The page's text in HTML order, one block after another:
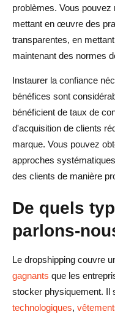
sont moins chers sur
Comment puis-je
montrer mon visage ou
Dois-je mentionner le
descriptions de
Est-il préférable de
échanges lors de la
problèmes. Vous
mettant en œuvre des
transparentes, en
maintenant des normes
Instaurer la confiance
bénéfices sont
bénéficient de taux de
d'acquisition de clients
marque. Vous pouvez
approches
des clients de manière
De quels
parlons-
Le dropshipping couvre
gagnants que les
stocker physiquement. Il
technologiques,